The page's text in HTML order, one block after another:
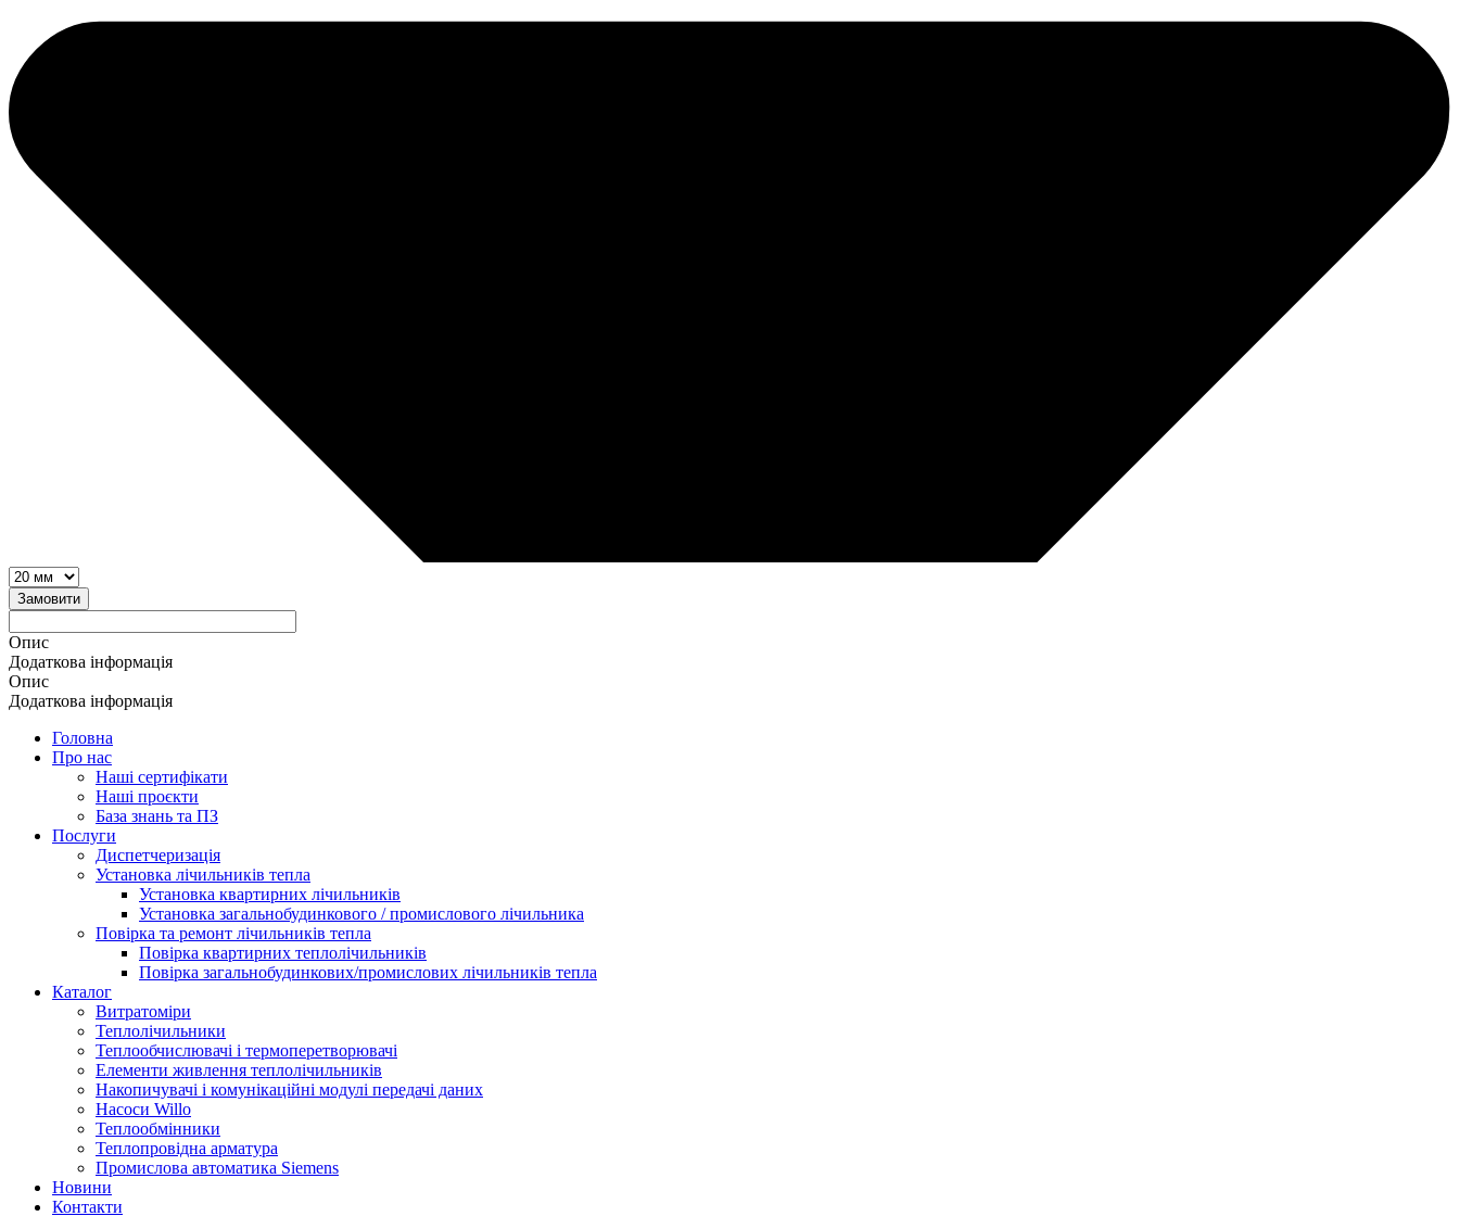
Замовити
Опис
Додаткова інформація
Опис
Додаткова інформація
Головна
Про нас
Наші сертифікати
Наші проєкти
База знань та ПЗ
Послуги
Диспетчеризація
Установка лічильників тепла
Установка квартирних лічильників
Установка загальнобудинкового / промислового лічильника
Повірка та ремонт лічильників тепла
Повірка квартирних теплолічильників
Повірка загальнобудинкових/промислових лічильників тепла
Каталог
Витратоміри
Теплолічильники
Теплообчислювачі і термоперетворювачі
Елементи живлення теплолічильників
Накопичувачі і комунікаційні модулі передачі даних
Насоси Willo
Теплообмінники
Теплопровідна арматура
Промислова автоматика Siemens
Новини
Контакти